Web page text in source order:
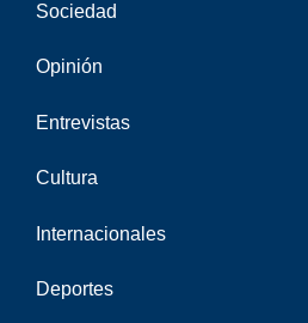
Sociedad
Opinión
Entrevistas
Cultura
Internacionales
Deportes